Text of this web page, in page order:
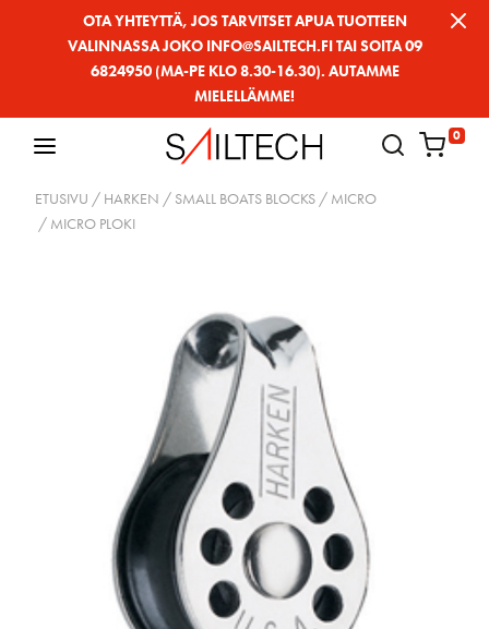
OTA YHTEYTTÄ, JOS TARVITSET APUA TUOTTEEN
VALINNASSA JOKO INFO@SAILTECH.FI TAI SOITA 09
6824950 (MA-PE KLO 8.30-16.30). AUTAMME
MIELELLÄMME!
0
ETUSIVU / HARKEN / SMALL BOATS BLOCKS / MICRO
/ MICRO PLOKI